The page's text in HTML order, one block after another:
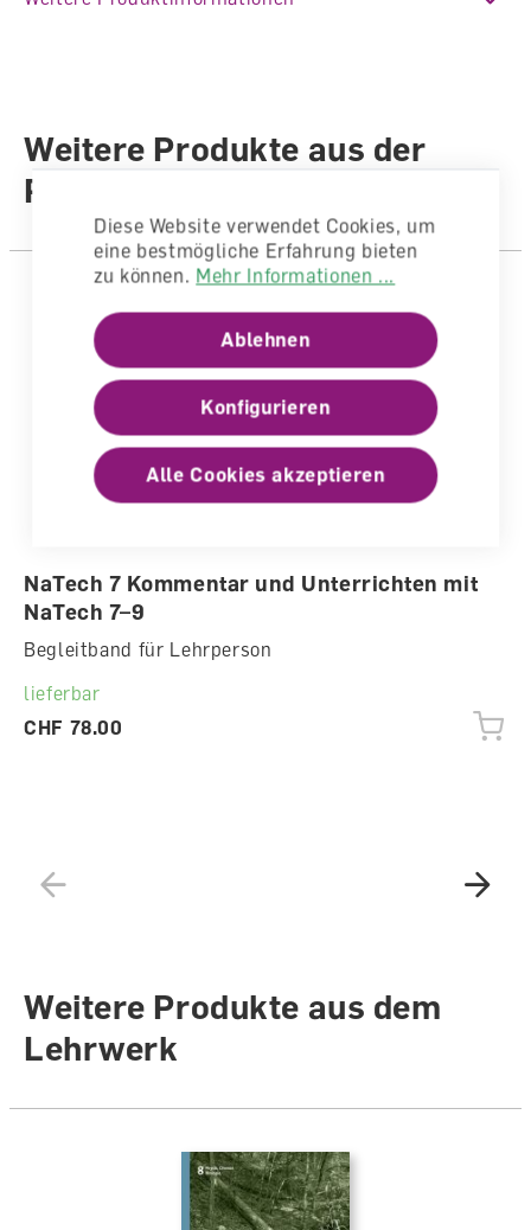
Autoren /
Illustratoren
Autorenteam
Anzahl Seiten
Einband
Broschiert
Weitere Produkte aus der
Reihe
NaTech 7 Kommentar und Unterrichten mit
NaTech 7–9
Begleitband für Lehrperson
lieferbar
CHF 78.00
Weitere Produkte aus dem
Lehrwerk
Diese Website verwendet Cookies, um
eine bestmögliche Erfahrung bieten
zu können. Mehr Informationen ...
Ablehnen
Konfigurieren
Alle Cookies akzeptieren